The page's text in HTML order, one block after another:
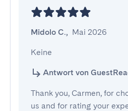
Midolo C., Mai 2026
Keine
Antwort von
Thank you, Carmen, for
us and for rating your